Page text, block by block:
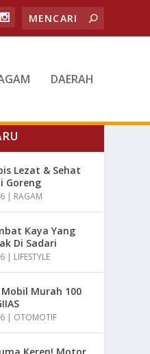
DAERAH
Lezat & Sehat
Goreng
| RAGAM
Kaya Yang
Di Sadari
| LIFESTYLE
Murah 100
| OTOMOTIF